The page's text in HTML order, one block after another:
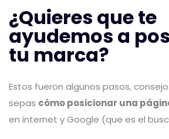
¿Quieres que te
ayudemos a
tu marca?
Estos fueron algunos pasos,
sepas cómo posicionar una
en internet y Google (que es el